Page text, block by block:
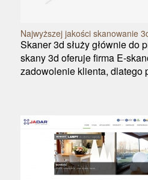
Najwyższej jakości skanowanie
Skaner 3d służy głównie do
skany 3d oferuje firma E-
zadowolenie klienta, dlatego